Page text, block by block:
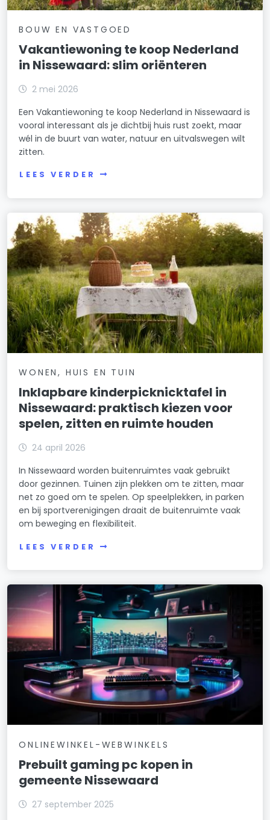
BOUW EN VASTGOED
Vakantiewoning te koop Nederland
in Nissewaard: slim oriënteren
2 mei 2026
Een Vakantiewoning te koop Nederland in Nissewaard is
vooral interessant als je dichtbij huis rust zoekt, maar
wél in de buurt van water, natuur en uitvalswegen wilt
zitten.
LEES VERDER
WONEN, HUIS EN TUIN
Inklapbare kinderpicknicktafel in
Nissewaard: praktisch kiezen voor
spelen, zitten en ruimte houden
24 april 2026
In Nissewaard worden buitenruimtes vaak gebruikt
door gezinnen. Tuinen zijn plekken om te zitten, maar
net zo goed om te spelen. Op speelplekken, in parken
en bij sportverenigingen draait de buitenruimte vaak
om beweging en flexibiliteit.
LEES VERDER
ONLINEWINKEL-WEBWINKELS
Prebuilt gaming pc kopen in
gemeente Nissewaard
27 september 2025